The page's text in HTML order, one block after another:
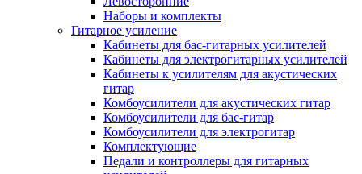
Наборы и комплекты
Гитарное усиление
Кабинеты для бас-гитарных усилителей
Кабинеты для электрогитарных усилителей
Кабинеты к усилителям для акустических
гитар
Комбоусилители для акустических гитар
Комбоусилители для бас-гитар
Комбоусилители для электрогитар
Комплектующие
Педали и контроллеры для гитарных